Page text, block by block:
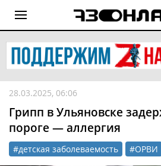
28.03.2025, 06:06
Грипп в Ульяновске
пороге — аллергия
#детская заболеваемость #ОРВИ